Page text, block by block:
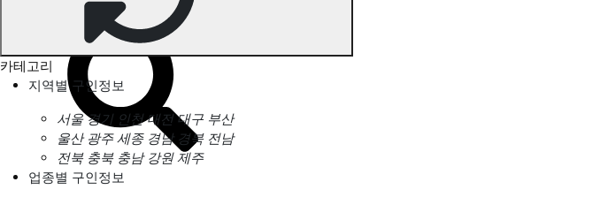
부산동구 마사지 구인정보
카테고리
지역별 구인정보
서울 경기 인천 대전 대구 부산
울산 광주 세종 경남 경북 전남
전북 충북 충남 강원 제주
업종별 구인정보